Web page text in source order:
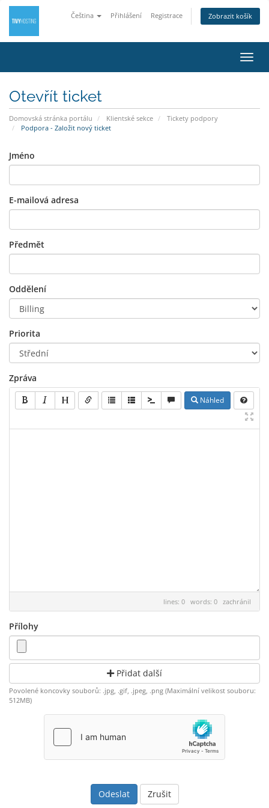
Čeština Přihlášení Registrace Zobrazit košík
Otevřít ticket
Domovská stránka portálu Klientské sekce
Tickety podpory
Podpora - Založit nový ticket
Jméno
E-mailová adresa
Předmět
Oddělení
Priorita
Zpráva
Náhled
lines: 0 words: 0 zachránil
Přílohy
Přidat další
Povolené koncovky souborů: .jpg, .gif, .jpeg, .png (Maximální velikost souboru:
512MB)
Zrušit